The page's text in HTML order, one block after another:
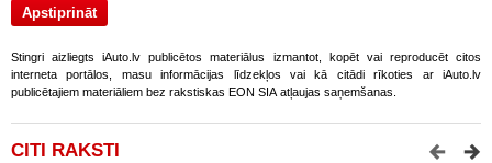
Stingri aizliegts iAuto.lv publicētos materiālus izmantot, kopēt vai reproducēt citos
interneta portālos, masu informācijas līdzekļos vai kā citādi rīkoties ar iAuto.lv
publicētajiem materiāliem bez rakstiskas EON SIA atļaujas saņemšanas.
CITI RAKSTI